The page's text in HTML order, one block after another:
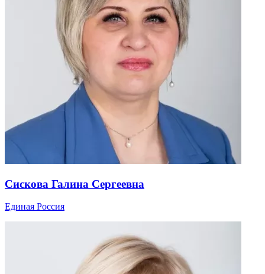
Сискова Галина Сергеевна
Единая Россия